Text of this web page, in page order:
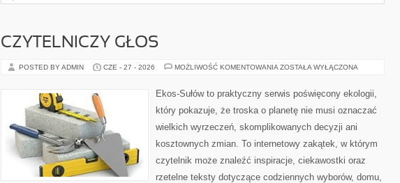
CZYTELNICZY GŁOS
POSTED BY ADMIN CZE - 27 - 2026 MOŻLIWOŚĆ KOMENTOWANIA CZYTELNICZY
ZOSTAŁA WYŁĄCZONA
Ekos-Sułów to praktyczny serwis poświęcony ekologii,
który pokazuje, że troska o planetę nie musi oznaczać
wielkich wyrzeczeń, skomplikowanych decyzji ani
kosztownych zmian. To internetowy zakątek, w którym
czytelnik może znaleźć inspiracje, ciekawostki oraz
rzetelne teksty dotyczące codziennych wyborów, domu,